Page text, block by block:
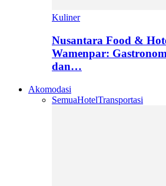
Kuliner
Nusantara Food &
Wamenpar:
dan…
Akomodasi
SemuaHotelTransportasi